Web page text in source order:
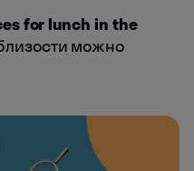
for lunch in the
можно